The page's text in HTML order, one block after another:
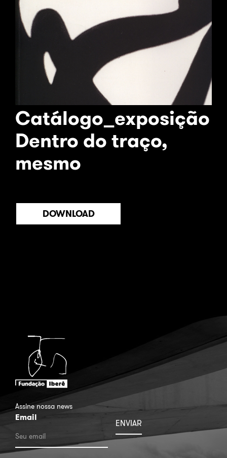
Catálogo_exposição
Dentro do traço,
mesmo
DOWNLOAD
Assine nossa news
Email